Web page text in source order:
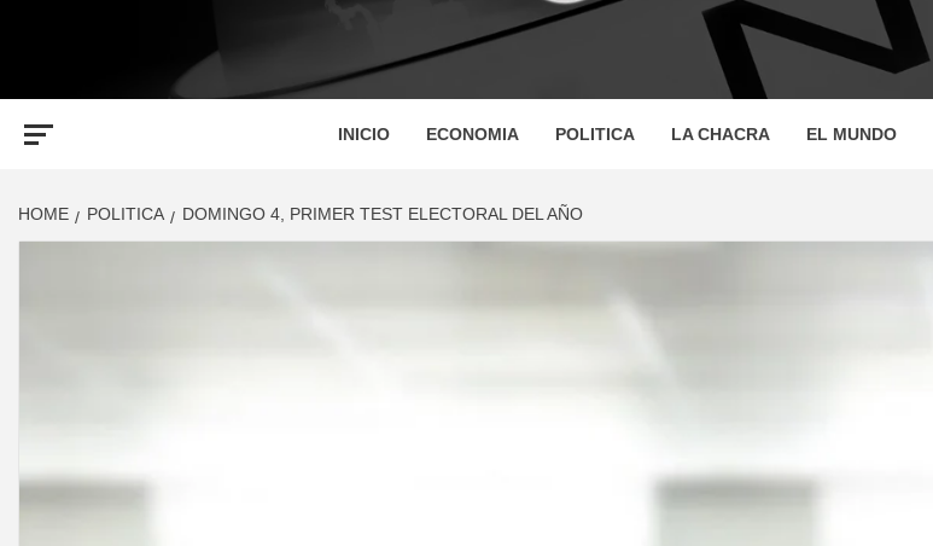
ECONOMIS
INICIO ECONOMIA POLITICA LA CHACRA EL MUNDO
HOME POLITICA DOMINGO 4, PRIMER TEST ELECTORAL DEL AÑO